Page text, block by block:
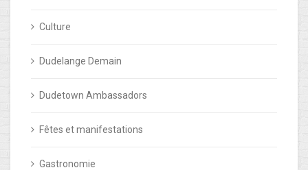
Culture
Dudelange Demain
Dudetown Ambassadors
Fêtes et manifestations
Gastronomie